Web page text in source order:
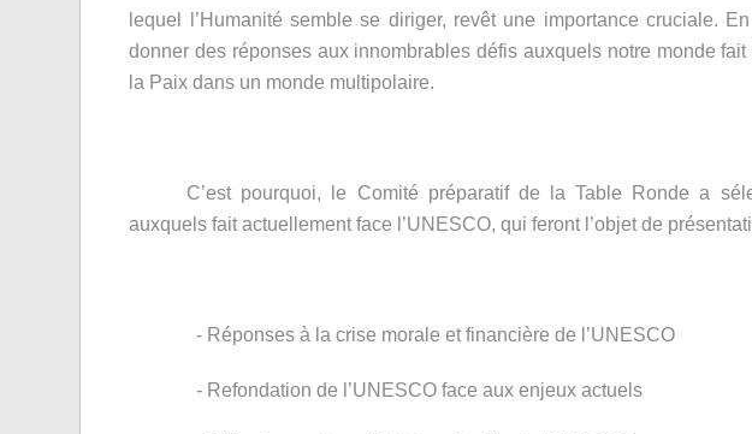
lequel l’Humanité semble se diriger, revêt une importance cruciale.
donner des réponses aux innombrables défis auxquels notre monde
la Paix dans un monde multipolaire.
C’est pourquoi, le Comité préparatif de la Table Ronde a
auxquels fait actuellement face l’UNESCO, qui feront l’objet de
- Réponses à la crise morale et financière de l’UNESCO
- Refondation de l’UNESCO face aux enjeux actuels